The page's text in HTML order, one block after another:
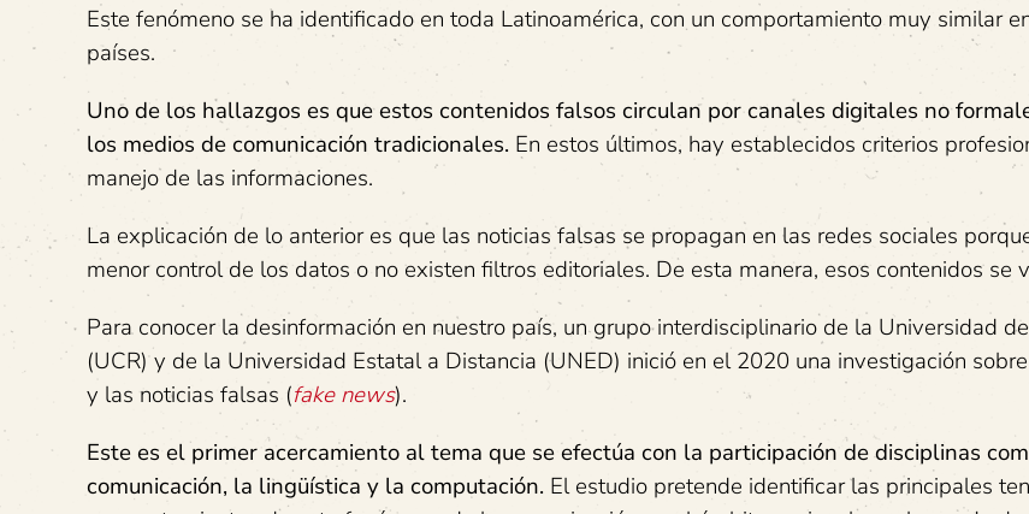
Este fenómeno se ha identificado en toda Latinoamérica, con un comportamiento muy similar
países.
Uno de los hallazgos es que estos contenidos falsos circulan por canales digitales no
los medios de comunicación tradicionales. En estos últimos, hay establecidos criterios
manejo de las informaciones.
La explicación de lo anterior es que las noticias falsas se propagan en las redes sociales
menor control de los datos o no existen filtros editoriales. De esta manera, esos contenidos se
Para conocer la desinformación en nuestro país, un grupo interdisciplinario de la Universidad
(UCR) y de la Universidad Estatal a Distancia (UNED) inició en el 2020 una investigación
y las noticias falsas (fake news).
Este es el primer acercamiento al tema que se efectúa con la participación de disciplinas
comunicación, la lingüística y la computación. El estudio pretende identificar las principales